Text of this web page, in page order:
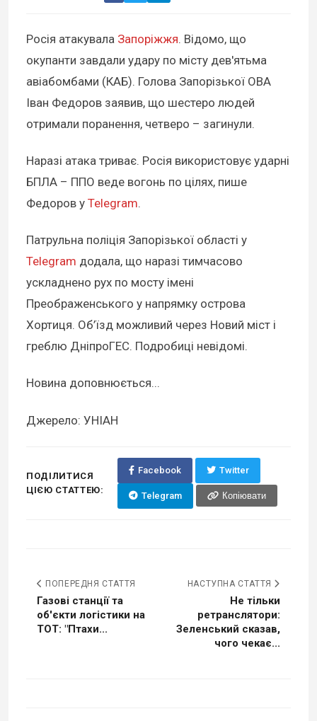
Росія атакувала Запоріжжя. Відомо, що
окупанти завдали удару по місту дев'ятьма
авіабомбами (КАБ). Голова Запорізької ОВА
Іван Федоров заявив, що шестеро людей
отримали поранення, четверо – загинули.
Наразі атака триває. Росія використовує ударні
БПЛА – ППО веде вогонь по цілях, пише
Федоров у Telegram.
Патрульна поліція Запорізької області у
Telegram додала, що наразі тимчасово
ускладнено рух по мосту імені
Преображенського у напрямку острова
Хортиця. Об’їзд можливий через Новий міст і
греблю ДніпроГЕС. Подробиці невідомі.
Новина доповнюється...
Джерело: УНІАН
ПОДІЛИТИСЯ
ЦІЄЮ СТАТТЕЮ:
Facebook Twitter
Telegram Копіювати
ПОПЕРЕДНЯ СТАТТЯ
Газові станції та
об'єкти логістики на
ТОТ: "Птахи...
НАСТУПНА СТАТТЯ
Не тільки
ретранслятори:
Зеленський сказав,
чого чекає...